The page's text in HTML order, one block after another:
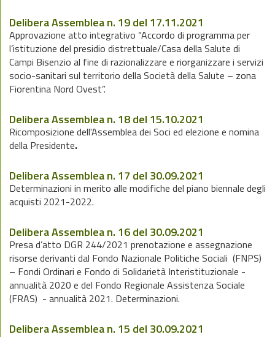
Delibera Assemblea n. 19 del 17.11.2021
Approvazione atto integrativo “Accordo di programma per
l’istituzione del presidio distrettuale/Casa della Salute di
Campi Bisenzio al fine di razionalizzare e riorganizzare i servizi
socio-sanitari sul territorio della Società della Salute – zona
Fiorentina Nord Ovest”.
Delibera Assemblea n. 18 del 15.10.2021
Ricomposizione dell'Assemblea dei Soci ed elezione e nomina
della Presidente.
Delibera Assemblea n. 17 del 30.09.2021
Determinazioni in merito alle modifiche del piano biennale degli
acquisti 2021-2022.
Delibera Assemblea n. 16 del 30.09.2021
Presa d’atto DGR 244/2021 prenotazione e assegnazione
risorse derivanti dal Fondo Nazionale Politiche Sociali (FNPS)
– Fondi Ordinari e Fondo di Solidarietà Interistituzionale -
annualità 2020 e del Fondo Regionale Assistenza Sociale
(FRAS) - annualità 2021. Determinazioni.
Delibera Assemblea n. 15 del 30.09.2021